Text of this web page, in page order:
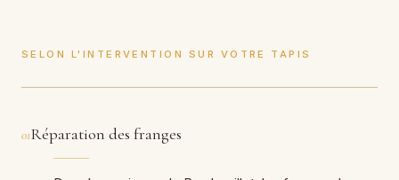
SELON L'INTERVENTION SUR VOTRE TAPIS
01Réparation des franges